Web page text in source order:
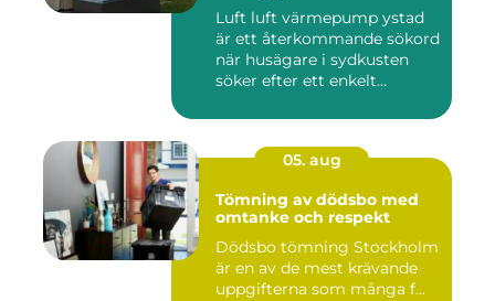
Luft luft värmepump ystad
är ett återkommande sökord
när husägare i sydkusten
söker efter ett enkelt...
05. aug
Tömning av dödsbo med
omtanke och respekt
Dödsbo tömning Stockholm
är en av de mest krävande
uppgifterna som många f...